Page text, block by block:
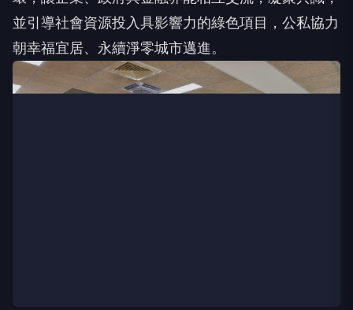
朝幸福宜居、永續淨零城市邁進。